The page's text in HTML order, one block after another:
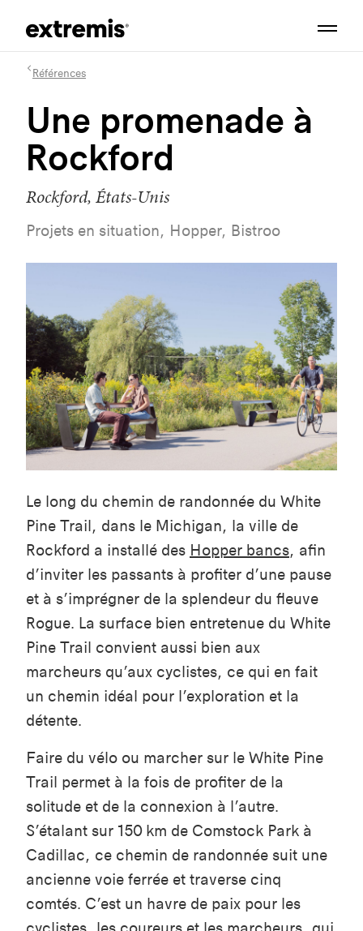
Références
Une promenade à
Rockford
Rockford, États-Unis
Projets en situation, Hopper, Bistroo
Le long du chemin de randonnée du White
Pine Trail, dans le Michigan, la ville de
Rockford a installé des Hopper bancs, afin
d’inviter les passants à profiter d’une pause
et à s’imprégner de la splendeur du fleuve
Rogue. La surface bien entretenue du White
Pine Trail convient aussi bien aux
marcheurs qu’aux cyclistes, ce qui en fait
un chemin idéal pour l’exploration et la
détente.
Faire du vélo ou marcher sur le White Pine
Trail permet à la fois de profiter de la
solitude et de la connexion à l’autre.
S’étalant sur 150 km de Comstock Park à
Cadillac, ce chemin de randonnée suit une
ancienne voie ferrée et traverse cinq
comtés. C’est un havre de paix pour les